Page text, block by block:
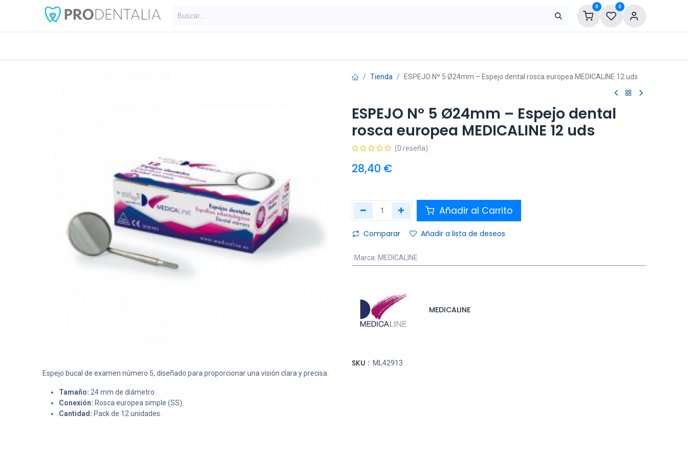
0 0
Espejo bucal de examen número 5, diseñado para proporcionar una visión clara y precisa.
Tamaño: 24 mm de diámetro.
Conexión: Rosca europea simple (SS).
Cantidad: Pack de 12 unidades.
Tienda ESPEJO Nº 5 Ø24mm – Espejo dental rosca europea MEDICALINE 12 uds
ESPEJO Nº 5 Ø24mm – Espejo dental
rosca europea MEDICALINE 12 uds
(0 reseña)
28,40 €
Añadir al Carrito
Comparar Añadir a lista de deseos
Marca: MEDICALINE
MEDICALINE
SKU : ML42913